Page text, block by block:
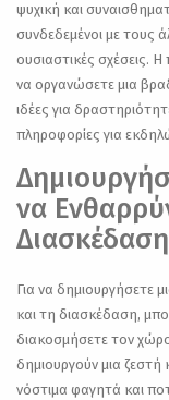
ψυχική και
συνδεδεμένοι με τους
ουσιαστικές σχέσεις.
να οργανώσετε μια
ιδέες για
πληροφορίες για
να
Διασκέδαση
Για να δημιουργήσετε
και τη διασκέδαση,
διακοσμήσετε τον χώρο
δημιουργούν μια ζεστή
νόστιμα φαγητά και